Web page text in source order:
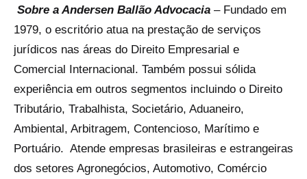
Sobre a Andersen Ballão Advocacia – Fundado em
1979, o escritório atua na prestação de serviços
jurídicos nas áreas do Direito Empresarial e
Comercial Internacional. Também possui sólida
experiência em outros segmentos incluindo o Direito
Tributário, Trabalhista, Societário, Aduaneiro,
Ambiental, Arbitragem, Contencioso, Marítimo e
Portuário. Atende empresas brasileiras e estrangeiras
dos setores Agronegócios, Automotivo, Comércio